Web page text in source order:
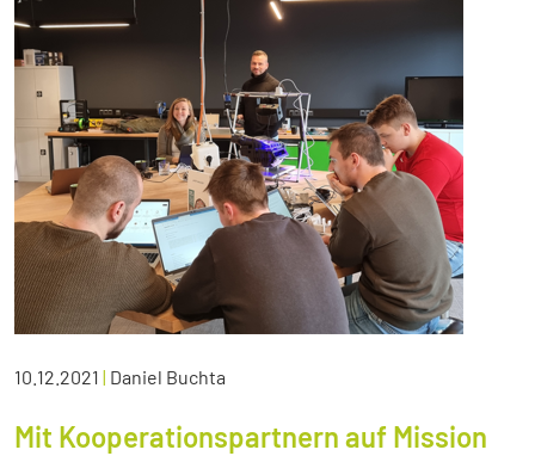
10.12.2021 | Daniel Buchta
Mit Kooperationspartnern auf Mission